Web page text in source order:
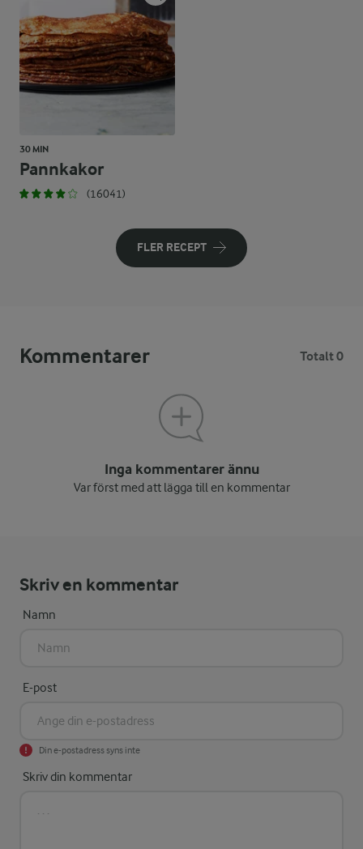
30 MIN
Pannkakor
(16041)
FLER RECEPT
Kommentarer Totalt 0
Inga kommentarer ännu
Var först med att lägga till en kommentar
Skriv en kommentar
Namn
E-post
Din e-postadress syns inte
Skriv din kommentar